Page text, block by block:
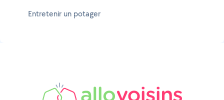
Entretenir un potager